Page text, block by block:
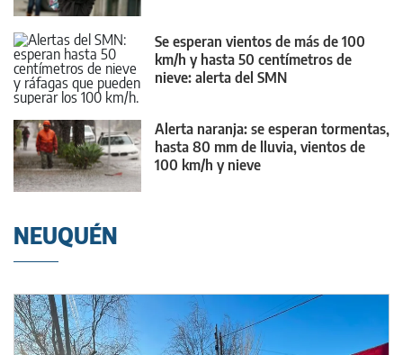
Se esperan vientos de más de 100
km/h y hasta 50 centímetros de
nieve: alerta del SMN
Alerta naranja: se esperan tormentas,
hasta 80 mm de lluvia, vientos de
100 km/h y nieve
NEUQUÉN